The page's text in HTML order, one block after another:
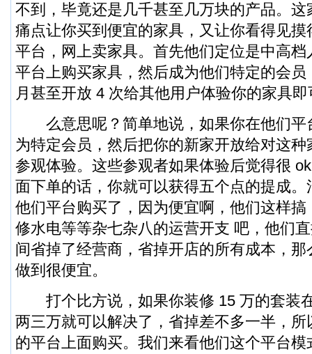
不到，毕竟还是几千甚至几万块的产品。
痛点让你买到便宜的家具，又让你看得见
平台，网上卖家具。首先他们定位是中高
平台上购买家具，然后成为他们特定的会
月甚至开放 4 次给其他用户体验你的家具即
么意思呢？简单地说，如果你在他们平
为特定会员，然后把你的新家开放给对这
参观体验。这些参观者如果体验后觉得很
面下单的话，你就可以获得五个点的提成
他们平台购买了，因为便宜啊，他们这样
修水电等等杂七杂八的运营开支 吧，他们
间省掉了经营商，省掉开店的所有成本，
做到很便宜。
打个比方说，如果你装修 15 万的套装
两三万就可以解决了，省掉差不多一半，
的平台上面购买。我们来看他们这个平台